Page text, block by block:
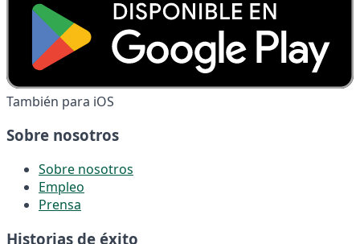
También para iOS
Sobre nosotros
Sobre nosotros
Empleo
Prensa
Historias de éxito